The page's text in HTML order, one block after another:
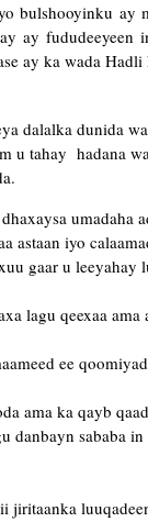
bulshooyinku ay
ay
ay ka wada Hadli
dalalka dunida
u tahay hadana
umadaha
astaan iyo
gaar u leeyahay
lagu qeexaa
ee
ama ka qayb
sababa
jiritaanka